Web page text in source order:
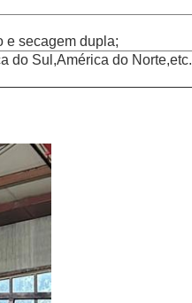
e secagem dupla;
do Sul,América do Norte,etc.